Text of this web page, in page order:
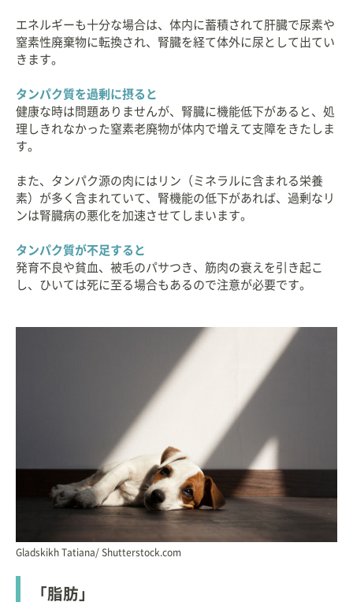
エネルギーも十分な場合は、体内に蓄積されて肝臓で尿素や
窒素性廃棄物に転換され、腎臓を経て体外に尿として出てい
きます。
タンパク質を過剰に摂ると
健康な時は問題ありませんが、腎臓に機能低下があると、処
理しきれなかった窒素老廃物が体内で増えて支障をきたしま
す。
また、タンパク源の肉にはリン（ミネラルに含まれる栄養
素）が多く含まれていて、腎機能の低下があれば、過剰なリ
ンは腎臓病の悪化を加速させてしまいます。
タンパク質が不足すると
発育不良や貧血、被毛のパサつき、筋肉の衰えを引き起こ
し、ひいては死に至る場合もあるので注意が必要です。
Gladskikh Tatiana/ Shutterstock.com
「脂肪」